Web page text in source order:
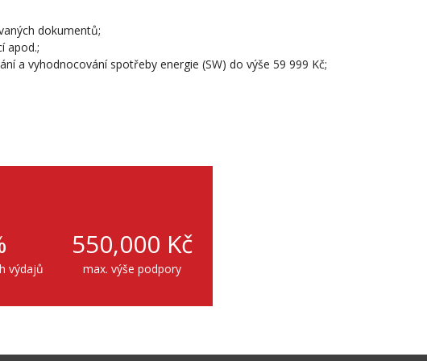
dokumentů;
apod.;
a vyhodnocování spotřeby energie (SW) do výše 59 999 Kč;
výdajů
550,000 Kč
max. výše podpory